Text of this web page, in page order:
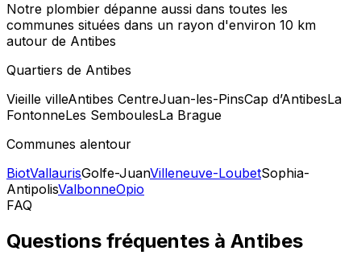
Notre plombier dépanne aussi dans toutes les
communes situées dans un rayon d'environ 10 km
autour de Antibes
Quartiers de Antibes
Vieille villeAntibes CentreJuan-les-PinsCap d’AntibesLa
FontonneLes SemboulesLa Brague
Communes alentour
BiotVallaurisGolfe-JuanVilleneuve-LoubetSophia-
AntipolisValbonneOpio
FAQ
Questions fréquentes à Antibes